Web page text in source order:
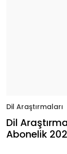
Dil Araştırmaları
Dil
Abonelik